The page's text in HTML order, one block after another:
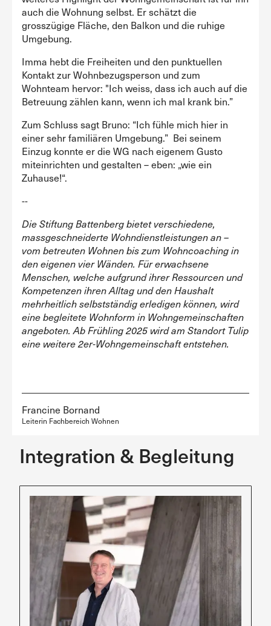
Francine Bornand
Leiterin Fachbereich Wohnen
auch die Wohnung selbst. Er schätzt die
grosszügige Fläche, den Balkon und die ruhige
Umgebung.
Imma hebt die Freiheiten und den punktuellen
Kontakt zur Wohnbezugsperson und zum
Wohnteam hervor: "Ich weiss, dass ich auch auf die
Betreuung zählen kann, wenn ich mal krank bin.”
Zum Schluss sagt Bruno: “Ich fühle mich hier in
einer sehr familiären Umgebung.” Bei seinem
Einzug konnte er die WG nach eigenem Gusto
miteinrichten und gestalten – eben: „wie ein
Zuhause!“.
--
Die Stiftung Battenberg bietet verschiedene,
massgeschneiderte Wohndienstleistungen an –
vom betreuten Wohnen bis zum Wohncoaching in
den eigenen vier Wänden. Für erwachsene
Menschen, welche aufgrund ihrer Ressourcen und
Kompetenzen ihren Alltag und den Haushalt
mehrheitlich selbstständig erledigen können, wird
eine begleitete Wohnform in Wohngemeinschaften
angeboten. Ab Frühling 2025 wird am Standort Tulip
eine weitere 2er-Wohngemeinschaft entstehen.
Integration & Begleitung